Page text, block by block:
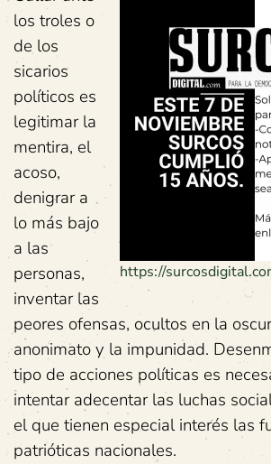
https://
los troles o
de los
sicarios
políticos es
legitimar la
mentira, el
acoso,
denigrar a
lo más bajo
a las
personas,
inventar las
peores ofensas, ocultos en la
anonimato y la impunidad.
tipo de acciones políticas es
intentar adecentar las luchas
el que tienen especial interés las
patrióticas nacionales.